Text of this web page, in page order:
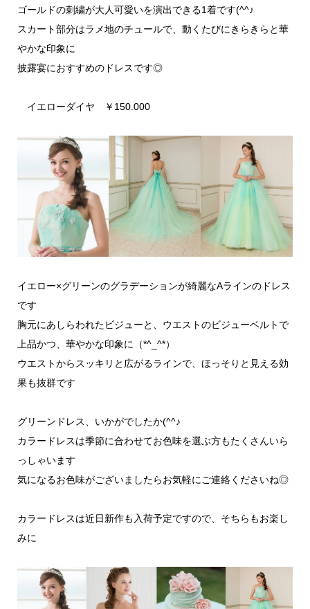
ゴールドの刺繍が大人可愛いを演出できる1着です(^^♪
スカート部分はラメ地のチュールで、動くたびにきらきらと華
やかな印象に
披露宴におすすめのドレスです◎
イエローダイヤ ￥150.000
イエロー×グリーンのグラデーションが綺麗なAラインのドレス
です
胸元にあしらわれたビジューと、ウエストのビジューベルトで
上品かつ、華やかな印象に（*^_^*）
ウエストからスッキリと広がるラインで、ほっそりと見える効
果も抜群です
グリーンドレス、いかがでしたか(^^♪
カラードレスは季節に合わせてお色味を選ぶ方もたくさんいら
っしゃいます
気になるお色味がございましたらお気軽にご連絡くださいね◎
カラードレスは近日新作も入荷予定ですので、そちらもお楽し
みに